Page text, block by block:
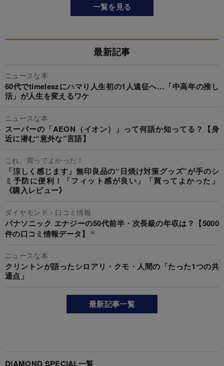
一覧を見る
最新記事
ニュースな本
60代でtimeleszにハマり人生初の1人遠征へ…「中高年の推し
活」が人生を変えるワケ
ニュースな本
スーパーの「AEON（イオン）」って何語か知ってる？【身
近に潜む“意外な”言語】
これ、買ってよかった！
「涼しく感じます」無印良品の“日焼け対策グッズ”が手のシ
ミ予防に便利！「フィット感が良い」「買ってよかった」
《購入レビュー》
ダイヤモンド・口コミ情報
パナソニック エナジーの50代前半・次長級の年収は？【5000
件の口コミ情報データ】
ニュースな本
クリントンが語ったシロアリ・クモ・人間の「たった1つの共
通点」
最新記事一覧
DIAMOND SPECIAL一覧